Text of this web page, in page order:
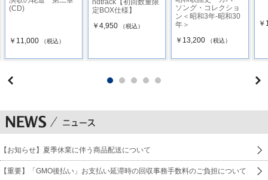
(CD)
￥11,000 （税込）
ndtrack【初回数量限
定BOX仕様】
￥4,950
（税込）
ソング・コレクショ
ン＜昭和3年-昭和30
年＞
￥13,200
（税込）
【お知らせ】夏季休業に伴う商品配送について
【重要】「GMO後払い」お支払い延滞時の回収事務手数料のご負担について